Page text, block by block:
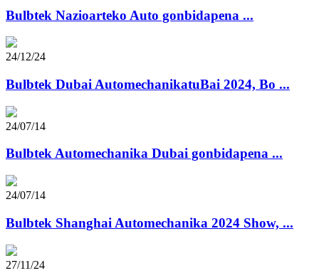
Bulbtek Nazioarteko Auto gonbidapena ...
24/12/24
Bulbtek Dubai AutomechanikatuBai 2024, Bo ...
24/07/14
Bulbtek Automechanika Dubai gonbidapena ...
24/07/14
Bulbtek Shanghai Automechanika 2024 Show, ...
27/11/24